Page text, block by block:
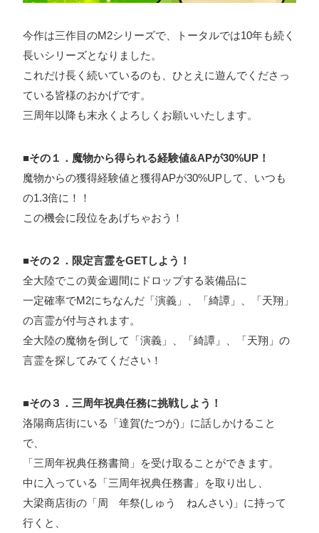
#27卒 #28卒 #2D・3Dデザイナー #M2 #M2神甲天翔
伝 #あいさつ #アンケート #お知らせ #お祝い #ゲー
ムドライブ就活ちゃんねる
シフォンの創業 #シフォンの想い #シフォンめし #シフ
ォン国勢調査 #ソーシャルゲーム・ソシャゲ
ログラム愛 #ゆるめの日常 #中途採用 #事業内容
実績 #事業紹介 #仕事紹介 #企業理念 #企画 #休業
日 #会社行事
言 #健康優良法人 #入社式 #内定
受託事業 #完全に理解した #就活 #就活ちゃんねる
末年始 #採用 #採用向け #新卒 #新卒採用 #歓迎会
#看板 #研修 #社員紹介
福利厚生 #第3の賃上げ #総務人事 #自社プロジェクト・
サービス #選考
VIEW MORE
株式会社シフォン
〒101-0047
東京都千代田区内神田2-12-5 内山ビル 3F
GoogleMaps
プライバシーポリシー
ソーシャルメディアガイドライン
今作は三作目のM2シリーズで、トータルでは10年も続く
長いシリーズとなりました。
これだけ長く続いているのも、ひとえに遊んでくださっ
ている皆様のおかげです。
三周年以降も末永くよろしくお願いいたします。
■その１．魔物から得られる経験値&APが30%UP！
魔物からの獲得経験値と獲得APが30%UPして、いつも
の1.3倍に！！
この機会に段位をあげちゃおう！
■その２．限定言霊をGETしよう！
全大陸でこの黄金週間にドロップする装備品に
一定確率でM2にちなんだ「演義」、「綺譚」、「天翔」
の言霊が付与されます。
全大陸の魔物を倒して「演義」、「綺譚」、「天翔」の
言霊を探してみてください！
■その３．三周年祝典任務に挑戦しよう！
洛陽商店街にいる「達賀(たつが)」に話しかけること
で、
「三周年祝典任務書簡」を受け取ることができます。
中に入っている「三周年祝典任務書」を取り出し、
大梁商店街の「周 年祭(しゅう ねんさい)」に持って
行くと、